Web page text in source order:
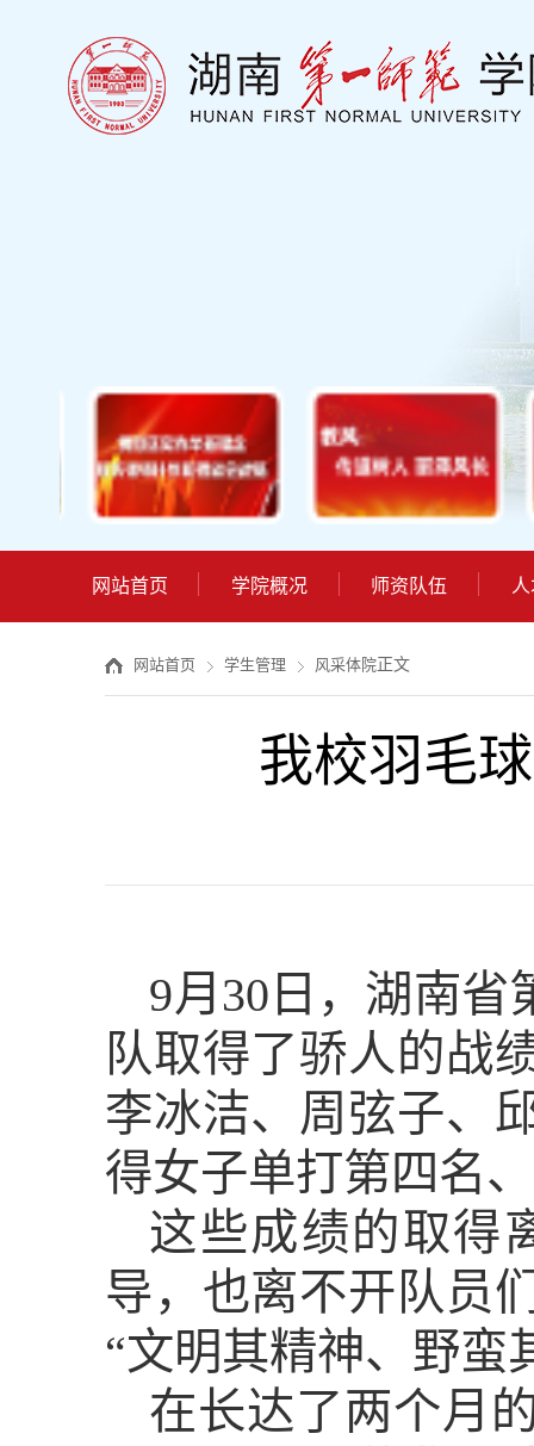
网站首页 学院概况 师资队伍
网站首页 学生管理 风采体院正文
我校羽毛
9月30日，湖南
队取得了骄人的战
李冰洁、周弦子、
得女子单打第四名
这些成绩的取得
导，也离不开队员
“文明其精神、野蛮
在长达了两个月